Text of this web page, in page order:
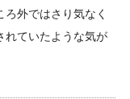
外ではさり気なく
れていたような気が